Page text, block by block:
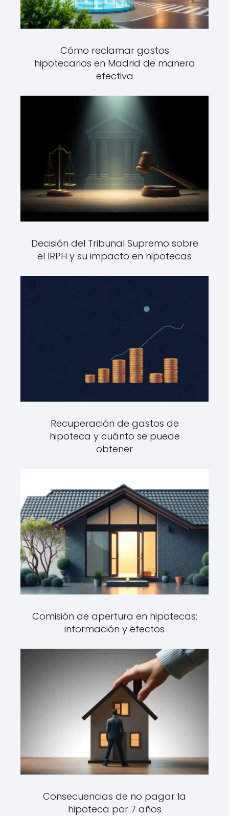
Cómo reclamar gastos
hipotecarios en Madrid de manera
efectiva
Decisión del Tribunal Supremo sobre
el IRPH y su impacto en hipotecas
Recuperación de gastos de
hipoteca y cuánto se puede
obtener
Comisión de apertura en hipotecas:
información y efectos
Consecuencias de no pagar la
hipoteca por 7 años